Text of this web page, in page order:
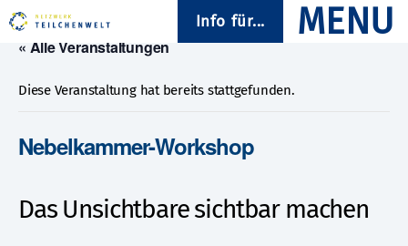
Info für...
« Alle Veranstaltungen
Diese Veranstaltung hat bereits stattgefunden.
Nebelkammer-Workshop
Das Unsichtbare sichtbar machen